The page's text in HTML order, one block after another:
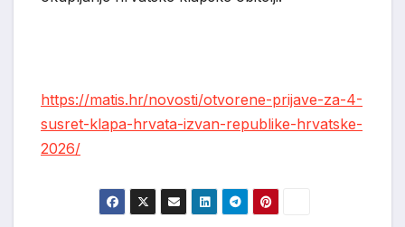
https://matis.hr/novosti/otvorene-prijave-za-4-
susret-klapa-hrvata-izvan-republike-hrvatske-
2026/